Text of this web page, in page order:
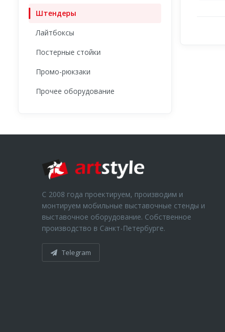
Штендеры
Лайтбоксы
Постерные стойки
Промо-рюкзаки
Прочее оборудование
С 2008 года проектируем, производим и
монтируем мобильные выставочные стенды и
выставочное оборудование. Собственное
производство в Санкт-Петербурге.
Telegram